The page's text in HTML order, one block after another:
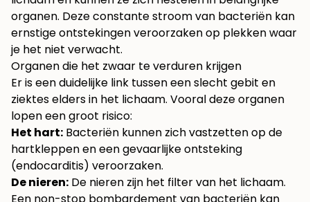
organen. Deze constante stroom van bacteriën kan
ernstige ontstekingen veroorzaken op plekken waar
je het niet verwacht.
Organen die het zwaar te verduren krijgen
Er is een duidelijke link tussen een slecht gebit en
ziektes elders in het lichaam. Vooral deze organen
lopen een groot risico:
Het hart: Bacteriën kunnen zich vastzetten op de
hartkleppen en een gevaarlijke ontsteking
(endocarditis) veroorzaken.
De nieren: De nieren zijn het filter van het lichaam.